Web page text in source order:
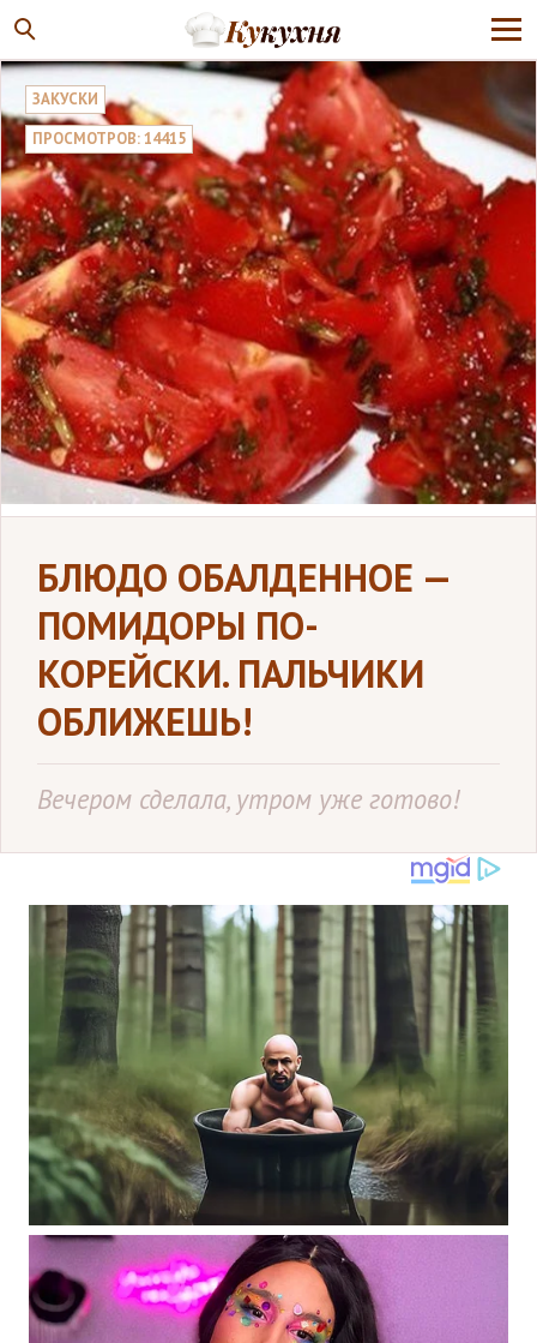
ЗАКУСКИ
ПРОСМОТРОВ: 14415
БЛЮДО ОБАЛДЕННОЕ —
ПОМИДОРЫ ПО-
КОРЕЙСКИ. ПАЛЬЧИКИ
ОБЛИЖЕШЬ!
Вечером сделала, утром уже готово!